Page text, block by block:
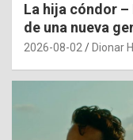
La hija cóndor –
de una nueva
2026-08-02 Dionar